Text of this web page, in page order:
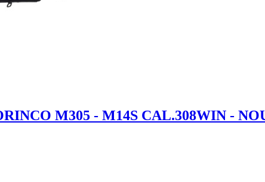
M305 - M14S CAL.308WIN -